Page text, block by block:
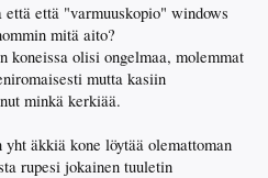
että "varmuuskopio" windows
mitä aito?
koneissa olisi ongelmaa, molemmat
mutta kasiin
minkä kerkiää.
äkkiä kone löytää olemattoman
rupesi jokainen tuuletin